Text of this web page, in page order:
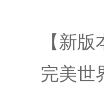
【新版本
完美世界